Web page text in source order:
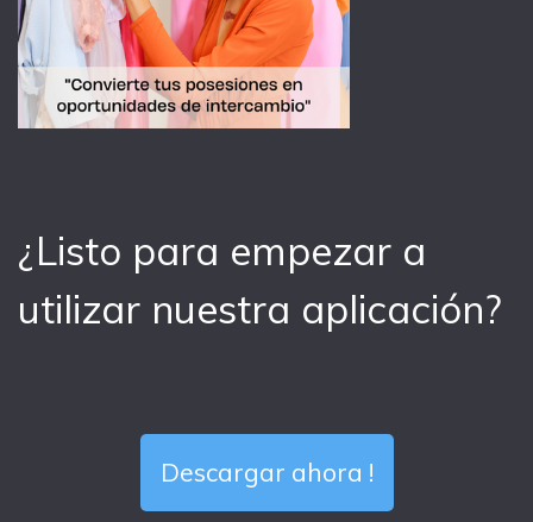
¿Listo para empezar a
utilizar nuestra aplicación?
Descargar ahora !